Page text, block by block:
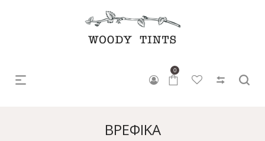
0
ΒΡΕΦΙΚΑ